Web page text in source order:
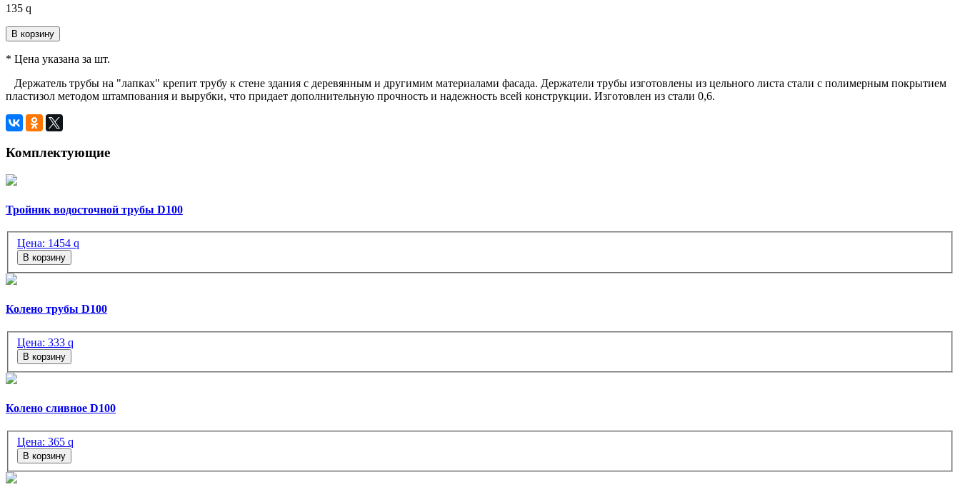
135 q
В корзину
* Цена указана за шт.
Держатель трубы на "лапках" крепит трубу к стене здания с деревянным и другимим материалами фасада. Держатели трубы изготовлены из цельного листа стали с полимерным покрытием
пластизол методом штампования и вырубки, что придает дополнительную прочность и надежность всей конструкции. Изготовлен из стали 0,6.
Комплектующие
Тройник водосточной трубы D100
Цена: 1454 q
В корзину
Колено трубы D100
Цена: 333 q
В корзину
Колено сливное D100
Цена: 365 q
В корзину